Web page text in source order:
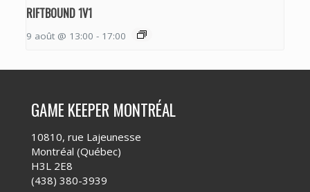
RIFTBOUND 1V1
9 août @ 13:00 - 17:00
GAME KEEPER MONTRÉAL
10810, rue Lajeunesse
Montréal (Québec)
H3L 2E8
(438) 380-3939